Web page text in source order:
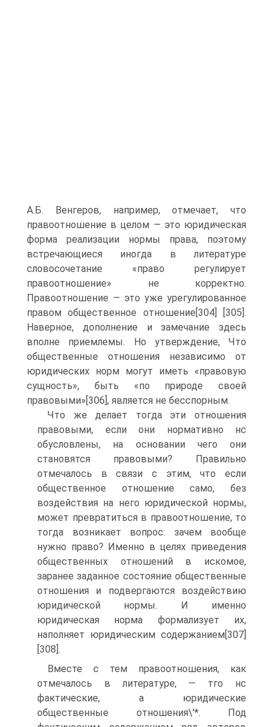
А.Б. Венгеров, например, отмечает, что
правоотношение в целом — это юридическая
форма реализации нормы права, поэтому
встречающиеся иногда в литературе
словосочетание «право регулирует
правоотношение» не корректно.
Правоотношение — это уже урегулированное
правом общественное отношение[304] [305].
Наверное, дополнение и замечание здесь
вполне приемлемы. Но утверждение, Что
общественные отношения независимо от
юридических норм могут иметь «правовую
сущность», быть «по природе своей
правовыми»[306], является не бесспорным.
Что же делает тогда эти отношения
правовыми, если они нормативно нс
обусловлены, на основании чего они
становятся правовыми? Правильно
отмечалось в связи с этим, что если
общественное отношение само, без
воздействия на него юридической нормы,
может превратиться в правоотношение, то
тогда возникает вопрос: зачем вообще
нужно право? Именно в целях приведения
общественных отношений в искомое,
заранее заданное состояние общественные
отношения и подвергаются воздействию
юридической нормы. И именно
юридическая норма формализует их,
наполняет юридическим содержанием[307]
[308].
Вместе с тем правоотношения, как
отмечалось в литературе, — тго нс
фактические, а юридические
общественные отношения\'*. Под